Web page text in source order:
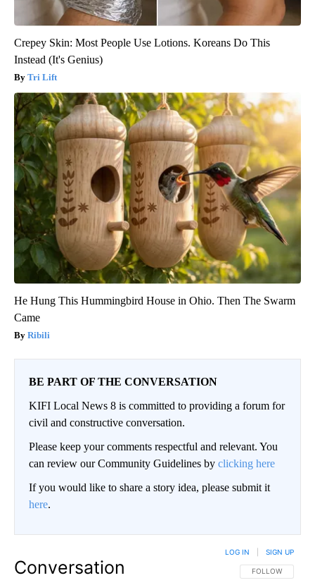
Crepey Skin: Most People Use Lotions. Koreans Do This
Instead (It's Genius)
Tri Lift
He Hung This Hummingbird House in Ohio. Then The Swarm
Came
Ribili
BE PART OF THE CONVERSATION
KIFI Local News 8 is committed to providing a forum for
civil and constructive conversation.
Please keep your comments respectful and relevant. You
can review our Community Guidelines by clicking here
If you would like to share a story idea, please submit it
here.
Conversation FOLLOW THIS
FOLLOW
LOG IN SIGN UP